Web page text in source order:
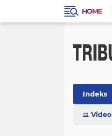
HOME
Indeks
Video